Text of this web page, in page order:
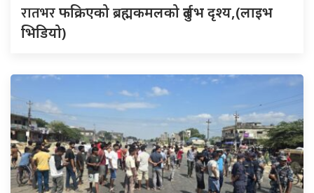
रातभरफक्रिएको ब्रह्मकमलको दुर्लभ दृश्य,(लाइभ
भिडियो)